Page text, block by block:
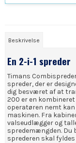
Beskrivelse
En 2-i-1 spreder
Timans
spreder, der er
dig besværet af at
200 er en
operatøren nemt
maskinen. Fra
valseudlægger og
spredemængden. Du
sprederen skal